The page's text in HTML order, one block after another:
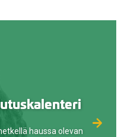
haussa olevan